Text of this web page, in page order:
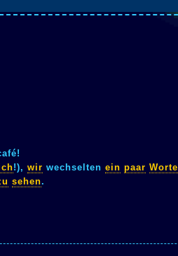
!), wir wechselten ein paar Worte
sehen.